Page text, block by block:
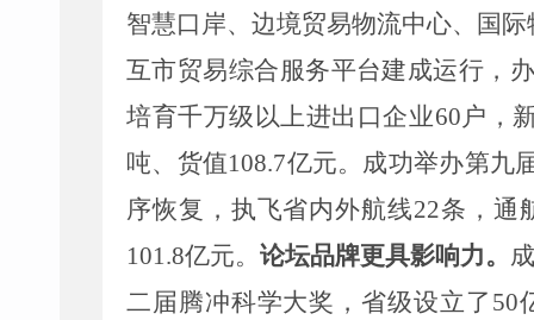
智慧口岸、边境贸易物流中心、国
互市贸易综合服务平台建成运行 ，
培育千万级以上进出口企业60户，
吨、货值108.7亿元。成功举办第九
序恢复，执飞省内外航线22条，通
101.8亿元。 论坛品牌更具影响力。
二届腾冲科学大奖，省级设立了 50